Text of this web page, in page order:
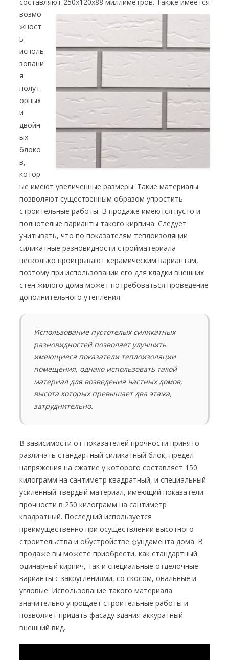
возмо
жност
ь
исполь
зовани
я
полут
орных
и
двойн
ых
блоко
в,
котор
ые имеют увеличенные размеры. Такие материалы
позволяют существенным образом упростить
строительные работы. В продаже имеются пусто и
полнотелые варианты такого кирпича. Следует
учитывать, что по показателям теплоизоляции
силикатные разновидности стройматериала
несколько проигрывают керамическим вариантам,
поэтому при использовании его для кладки внешних
стен жилого дома может потребоваться проведение
дополнительного утепления.
Использование пустотелых силикатных
разновидностей позволяет улучшить
имеющиеся показатели теплоизоляции
помещения, однако использовать такой
материал для возведения частных домов,
высота которых превышает два этажа,
затруднительно.
В зависимости от показателей прочности принято
различать стандартный силикатный блок, предел
напряжения на сжатие у которого составляет 150
килограмм на сантиметр квадратный, и специальный
усиленный твёрдый материал, имеющий показатели
прочности в 250 килограмм на сантиметр
квадратный. Последний используется
преимущественно при осуществлении высотного
строительства и обустройстве фундамента дома. В
продаже вы можете приобрести, как стандартный
одинарный кирпич, так и специальные отделочные
варианты с закруглениями, со скосом, овальные и
угловые. Использование такого материала
значительно упрощает строительные работы и
позволяет придать фасаду здания аккуратный
внешний вид.